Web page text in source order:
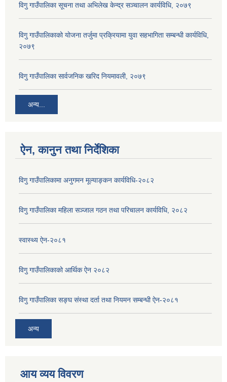
विगु गाउँपालिका सूचना तथा अभिलेख केन्द्र सञ्चालन कार्यविधि, २०७९
विगु गाउँपालिकाको योजना तर्जुमा प्रक्रियामा युवा सहभागिता सम्बन्धी कार्यविधि,
२०७९
विगु गाउँपालिका सार्वजनिक खरिद नियमावली, २०७९
अन्य...
ऐन, कानुन तथा निर्देशिका
विगु गाउँपालिकामा अनुगमन मूल्याङ्कन कार्यविधि-२०८२
विगु गाउँपालिका महिला सञ्जाल गठन तथा परिचालन कार्यविधि, २०८२
स्वास्थ्य ऐन-२०८१
विगु गाउँपालिकाको आर्थिक ऐन २०८२
विगु गाउँपालिका सङ्घ संस्था दर्ता तथा नियमन सम्बन्धी ऐन-२०८१
अन्य
आय व्यय विवरण